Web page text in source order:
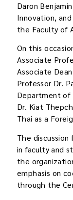
Daron
Innovation,
the Faculty of
On this
Associate
Associate
Professor Dr.
Department of
Dr. Kiat
Thai as a
The
in faculty and
the
emphasis on
through the